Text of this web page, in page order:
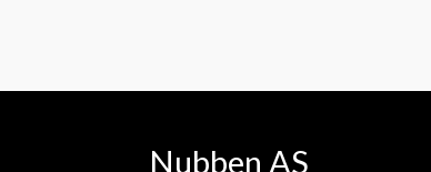
Nubben AS